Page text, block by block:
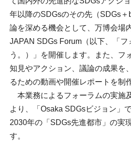
年以降のSDGsのその先（SDGs
論を深める機会として、万博会場
JAPAN SDGs Forum（以下、「フ
う。）」を開催します。また、フ
知見やアクション、議論の成果を
るための動画や開催レポートを制
本業務によるフォーラムの実施
より、「Osaka SDGsビジョン」
2030年の「SDGs先進都市」の実
す。